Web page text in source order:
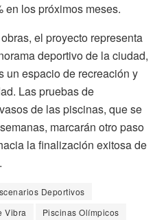
en los próximos meses.
el proyecto representa
deportivo de la ciudad,
un espacio de recreación y
Las pruebas de
de las piscinas, que se
marcarán otro paso
la finalización exitosa de
Deportivos
Vibra Piscinas Olímpicos